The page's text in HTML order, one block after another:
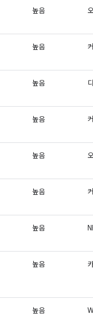
높음
높음
높음
높음
높음
높음
높음
높음
높음